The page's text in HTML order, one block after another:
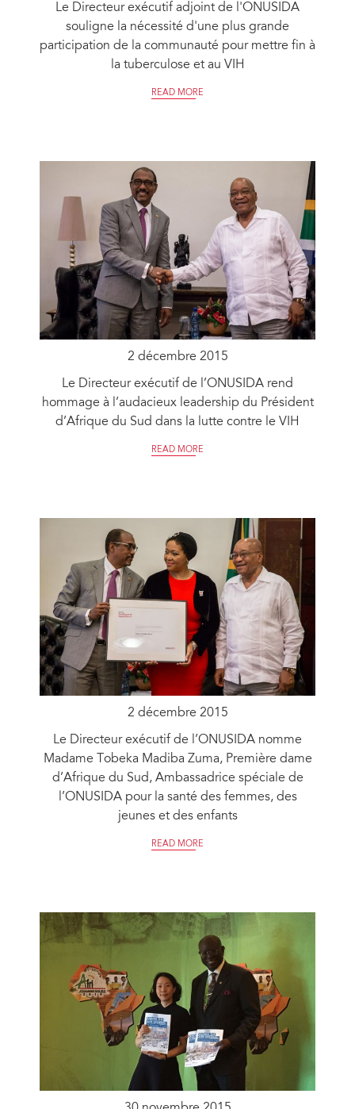
Le Directeur exécutif adjoint de l'ONUSIDA
souligne la nécessité d'une plus grande
participation de la communauté pour mettre fin à
la tuberculose et au VIH
READ MORE
2 décembre 2015
Le Directeur exécutif de l’ONUSIDA rend
hommage à l’audacieux leadership du Président
d’Afrique du Sud dans la lutte contre le VIH
READ MORE
2 décembre 2015
Le Directeur exécutif de l’ONUSIDA nomme
Madame Tobeka Madiba Zuma, Première dame
d’Afrique du Sud, Ambassadrice spéciale de
l’ONUSIDA pour la santé des femmes, des
jeunes et des enfants
READ MORE